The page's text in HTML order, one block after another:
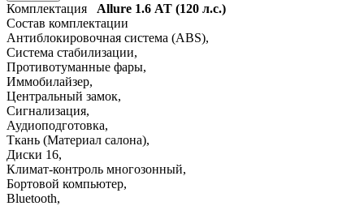
Комплектация Allure 1.6 АТ (120 л.с.)
Состав комплектации
Антиблокировочная система (ABS),
Система стабилизации,
Противотуманные фары,
Иммобилайзер,
Центральный замок,
Сигнализация,
Аудиоподготовка,
Ткань (Материал салона),
Диски 16,
Климат-контроль многозонный,
Бортовой компьютер,
Bluetooth,